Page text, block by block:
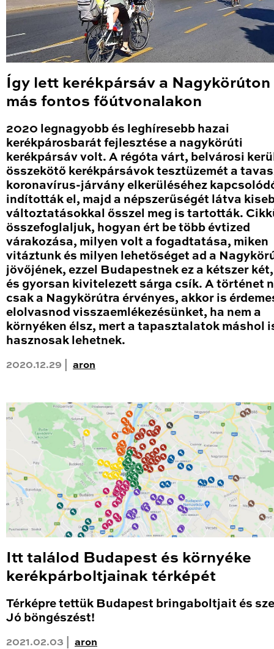
Így lett kerékpársáv a Nagykörúton
más fontos főútvonalakon
2020 legnagyobb és leghíresebb hazai
kerékpárosbarát fejlesztése a nagykörúti
kerékpársáv volt. A régóta várt, belvárosi
összekötő kerékpársávok tesztüzemét a
koronavírus-járvány elkerüléséhez
indították el, majd a népszerűségét látva
változtatásokkal ősszel meg is tartották.
összefoglaljuk, hogyan ért be több évtized
várakozása, milyen volt a fogadtatása, miken
vitáztunk és milyen lehetőséget ad a
jövőjének, ezzel Budapestnek ez a kétszer
és gyorsan kivitelezett sárga csík. A történet
csak a Nagykörútra érvényes, akkor is
elolvasnod visszaemlékezésünket, ha nem a
környéken élsz, mert a tapasztalatok máshol
hasznosak lehetnek.
2020.12.29 | aron
Itt találod Budapest és környéke
kerékpárboltjainak térképét
Térképre tettük Budapest bringaboltjait és
Jó böngészést!
2021.02.03 | aron